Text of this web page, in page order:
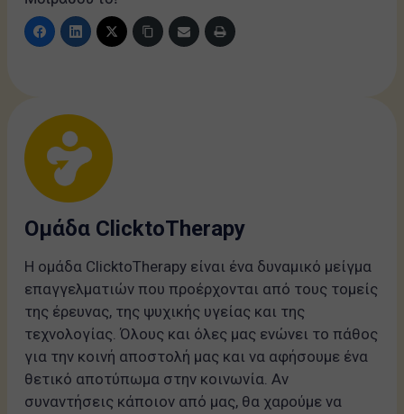
Ομάδα ClicktoTherapy
Η ομάδα ClicktoTherapy είναι ένα δυναμικό μείγμα
επαγγελματιών που προέρχονται από τους τομείς
της έρευνας, της ψυχικής υγείας και της
τεχνολογίας. Όλους και όλες μας ενώνει το πάθος
για την κοινή αποστολή μας και να αφήσουμε ένα
θετικό αποτύπωμα στην κοινωνία. Αν
συναντήσεις κάποιον από μας, θα χαρούμε να